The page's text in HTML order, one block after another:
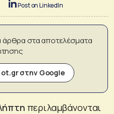
Post on LinkedIn
στα αποτελέσματα
στην Google
περιλαμβάνονται